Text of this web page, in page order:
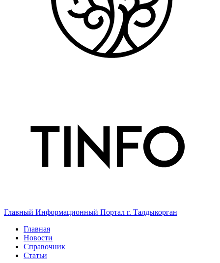
Главный Информационный Портал г. Талдыкорган
Главная
Новости
Справочник
Статьи